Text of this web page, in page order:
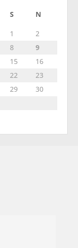
S N
1
2
8
9
15
16
22
23
29
30